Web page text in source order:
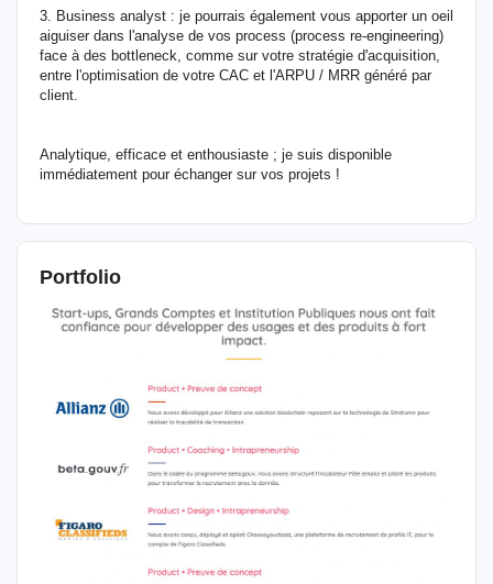
3. Business analyst : je pourrais également vous apporter un oeil
aiguiser dans l'analyse de vos process (process re-engineering)
face à des bottleneck, comme sur votre stratégie d'acquisition,
entre l'optimisation de votre CAC et l'ARPU / MRR généré par
client.
Analytique, efficace et enthousiaste ; je suis disponible
immédiatement pour échanger sur vos projets !
Portfolio